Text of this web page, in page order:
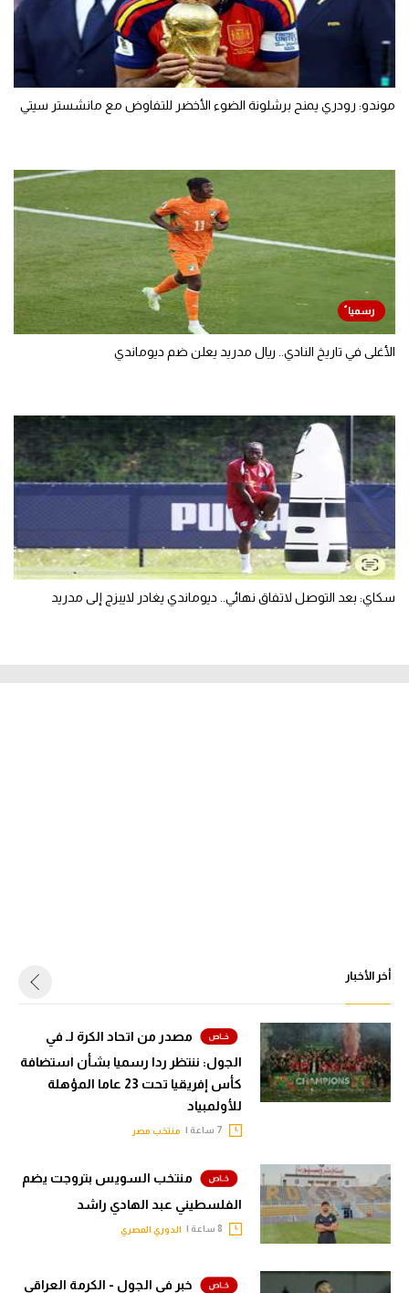
موندو: رودري يمنح برشلونة الضوء الأخضر للتفاوض مع مانشستر سيتي
الأغلى في تاريخ النادي.. ريال مدريد يعلن ضم ديوماندي
سكاي: بعد التوصل لاتفاق نهائي.. ديوماندي يغادر لايبزج إلى مدريد
أخر الأخبار
مصدر من اتحاد الكرة لـ في
الجول: ننتظر ردا رسميا بشأن استضافة
كأس إفريقيا تحت 23 عاما المؤهلة
للأولمبياد
منتخب مصر
منتخب السويس بتروجت يضم
الفلسطيني عبد الهادي راشد
الدوري المصري
خبر في الجول - الكرمة العراقي